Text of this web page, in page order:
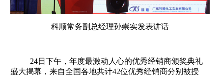
科顺常务副总经理孙崇实发表讲话
24日下午，年度最激动人心的优秀经销商颁奖典礼
盛大揭幕，来自全国各地共计42位优秀经销商分别被授